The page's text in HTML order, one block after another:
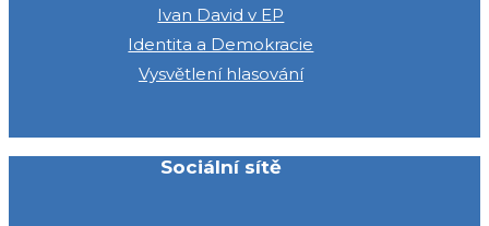
Ivan David v EP
Identita a Demokracie
Vysvětlení hlasování
Sociální sítě